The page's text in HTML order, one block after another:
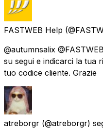
FASTWEB Help
@autumnsalix
su segui e indicarci la tua
tuo codice cliente. Grazie
atreborgr (@atreborgr)